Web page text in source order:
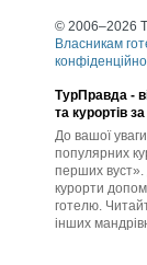
© 2006–2026
Власникам
ТурПравда -
та курортів
До вашої уваги
популярних
перших вуст».
курорти
готелю.
інших